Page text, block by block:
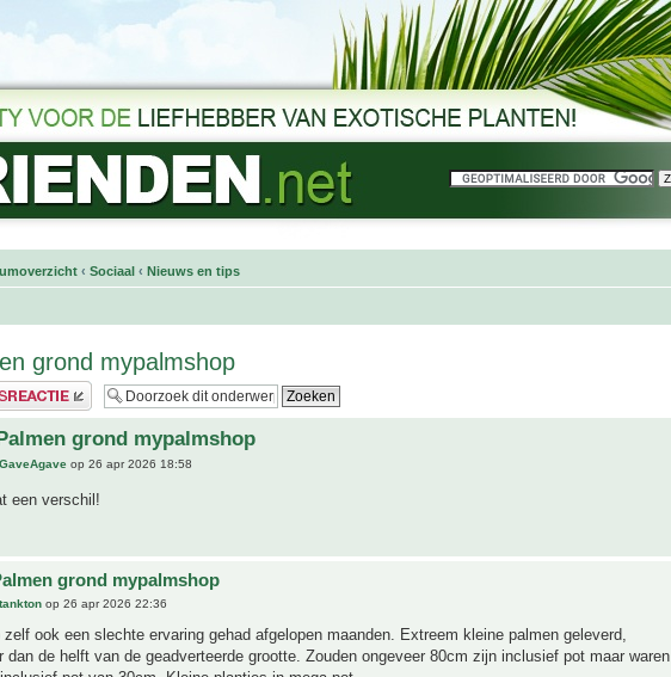
‹ Sociaal ‹ Nieuws en tips
grond mypalmshop
reactie
grond mypalmshop
GaveAgave op 26 apr 2026 18:58
een verschil!
grond mypalmshop
tankton op 26 apr 2026 22:36
zelf ook een slechte ervaring gehad afgelopen maanden. Extreem kleine palmen geleverd,
dan de helft van de geadverteerde grootte. Zouden ongeveer 80cm zijn inclusief pot maar waren